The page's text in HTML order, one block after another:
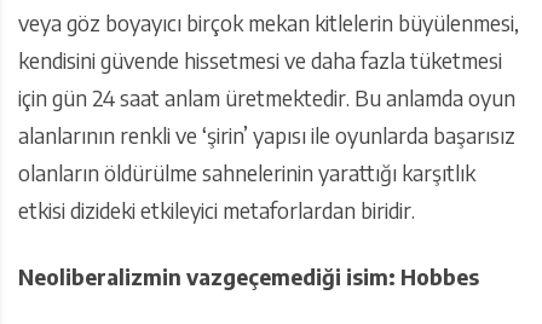
veya göz boyayıcı birçok mekan kitlelerin büyülenmesi,
kendisini güvende hissetmesi ve daha fazla tüketmesi
için gün 24 saat anlam üretmektedir. Bu anlamda oyun
alanlarının renkli ve ‘şirin’ yapısı ile oyunlarda başarısız
olanların öldürülme sahnelerinin yarattığı karşıtlık
etkisi dizideki etkileyici metaforlardan biridir.
Neoliberalizmin vazgeçemediği isim: Hobbes